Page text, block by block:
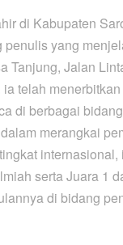
di Kabupaten
penulis yang
Tanjung, Jalan
telah
di berbagai
merangkai
serta Juara 1
di bidang